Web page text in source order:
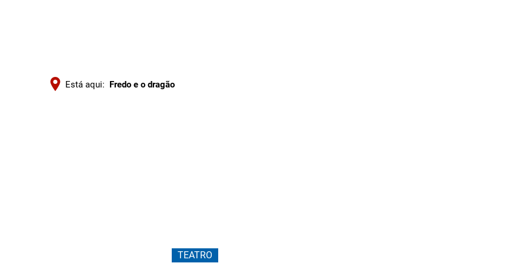
Está aqui: Fredo e o dragão
TEATRO